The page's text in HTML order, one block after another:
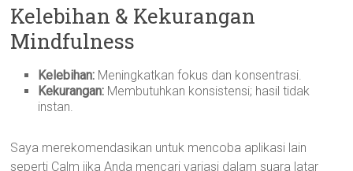
Kelebihan & Kekurangan
Mindfulness
Kelebihan: Meningkatkan fokus dan konsentrasi.
Kekurangan: Membutuhkan konsistensi; hasil tidak
instan.
Saya merekomendasikan untuk mencoba aplikasi lain
seperti Calm jika Anda mencari variasi dalam suara latar